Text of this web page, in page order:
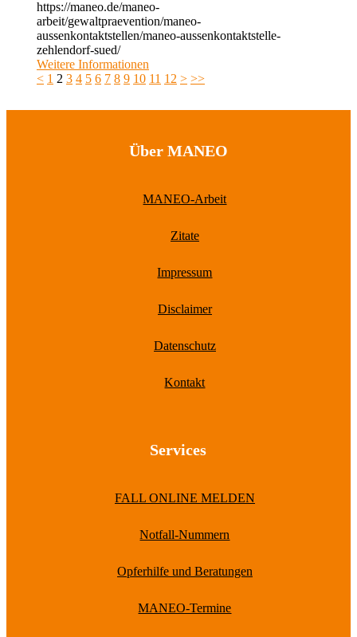
https://maneo.de/maneo-
arbeit/gewaltpraevention/maneo-
aussenkontaktstellen/maneo-aussenkontaktstelle-
zehlendorf-sued/
Weitere Informationen
< 1 2 3 4 5 6 7 8 9 10 11 12 > >>
Über MANEO
MANEO-Arbeit
Zitate
Impressum
Disclaimer
Datenschutz
Kontakt
Services
FALL ONLINE MELDEN
Notfall-Nummern
Opferhilfe und Beratungen
MANEO-Termine